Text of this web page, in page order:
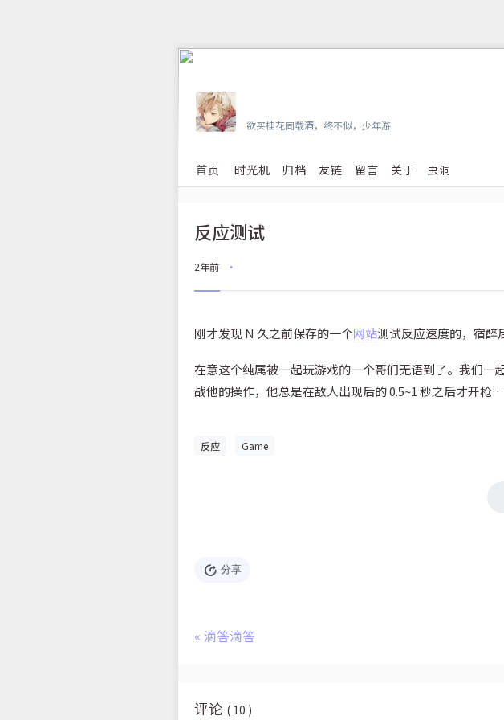
欲买桂花同载酒，终不似，少年游
首页 时光机 归档 友链 留言 关于 虫洞
反应测试
2年前 •
刚才发现 N 久之前保存的一个网站测试反应速度的，宿醉
在意这个纯属被一起玩游戏的一个哥们无语到了。我们
战他的操作，他总是在敌人出现后的 0.5~1 秒之后才开枪
反应 Game
分享
« 滴答滴答
评论 ( 10 )